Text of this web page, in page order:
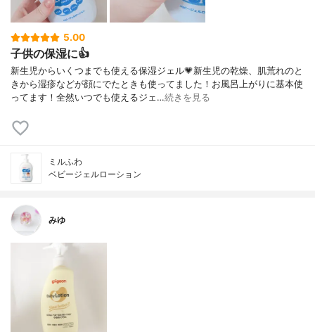
5.00
子供の保湿に👍
新生児からいくつまでも使える保湿ジェル💗新生児の乾燥、肌荒れのと
きから湿疹などが顔にでたときも使ってました！お風呂上がりに基本使
ってます！全然いつでも使えるジェ…続きを見る
ミルふわ
ベビージェルローション
みゆ